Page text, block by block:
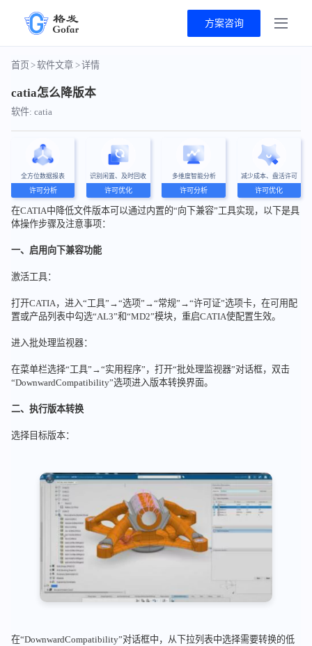
方案咨询
首页>软件文章 >详情
catia怎么降版本
软件: catia
全方位数据报表
许可分析
识别闲置、及时回收
许可优化
多维度智能分析
许可分析
减少成本、盘活许可
许可优化
在CATIA中降低文件版本可以通过内置的“向下兼容”工具实现，以下是具
体操作步骤及注意事项：
一、启用向下兼容功能
激活工具：
打开CATIA，进入“工具”→“选项”→“常规”→“许可证”选项卡，在可用配
置或产品列表中勾选“AL3”和“MD2”模块，重启CATIA使配置生效。
进入批处理监视器：
在菜单栏选择“工具”→“实用程序”，打开“批处理监视器”对话框，双击
“DownwardCompatibility”选项进入版本转换界面。
二、执行版本转换
选择目标版本：
在“DownwardCompatibility”对话框中，从下拉列表中选择需要转换的低